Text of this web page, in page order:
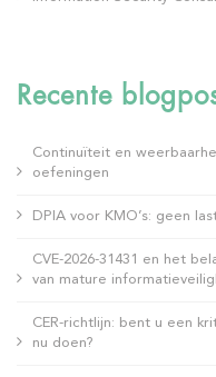
Recente
Continuïteit en
oefeningen
DPIA voor KMO’s: geen
CVE-2026-31431 en het
van mature
CER-richtlijn: bent u een
nu doen?